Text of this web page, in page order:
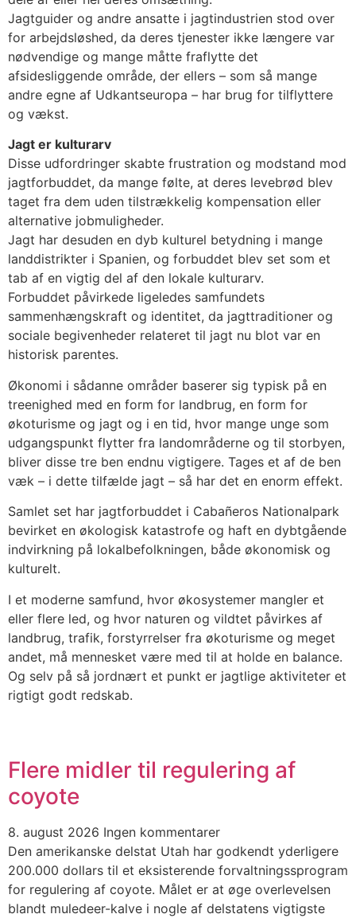
Jagtguider og andre ansatte i jagtindustrien stod over
for arbejdsløshed, da deres tjenester ikke længere var
nødvendige og mange måtte fraflytte det
afsidesliggende område, der ellers – som så mange
andre egne af Udkantseuropa – har brug for tilflyttere
og vækst.
Jagt er kulturarv
Disse udfordringer skabte frustration og modstand mod
jagtforbuddet, da mange følte, at deres levebrød blev
taget fra dem uden tilstrækkelig kompensation eller
alternative jobmuligheder.
Jagt har desuden en dyb kulturel betydning i mange
landdistrikter i Spanien, og forbuddet blev set som et
tab af en vigtig del af den lokale kulturarv.
Forbuddet påvirkede ligeledes samfundets
sammenhængskraft og identitet, da jagttraditioner og
sociale begivenheder relateret til jagt nu blot var en
historisk parentes.
Økonomi i sådanne områder baserer sig typisk på en
treenighed med en form for landbrug, en form for
økoturisme og jagt og i en tid, hvor mange unge som
udgangspunkt flytter fra landområderne og til storbyen,
bliver disse tre ben endnu vigtigere. Tages et af de ben
væk – i dette tilfælde jagt – så har det en enorm effekt.
Samlet set har jagtforbuddet i Cabañeros Nationalpark
bevirket en økologisk katastrofe og haft en dybtgående
indvirkning på lokalbefolkningen, både økonomisk og
kulturelt.
I et moderne samfund, hvor økosystemer mangler et
eller flere led, og hvor naturen og vildtet påvirkes af
landbrug, trafik, forstyrrelser fra økoturisme og meget
andet, må mennesket være med til at holde en balance.
Og selv på så jordnært et punkt er jagtlige aktiviteter et
rigtigt godt redskab.
Flere midler til regulering af
coyote
8. august 2026 Ingen kommentarer
Den amerikanske delstat Utah har godkendt yderligere
200.000 dollars til et eksisterende forvaltningssprogram
for regulering af coyote. Målet er at øge overlevelsen
blandt muledeer-kalve i nogle af delstatens vigtigste